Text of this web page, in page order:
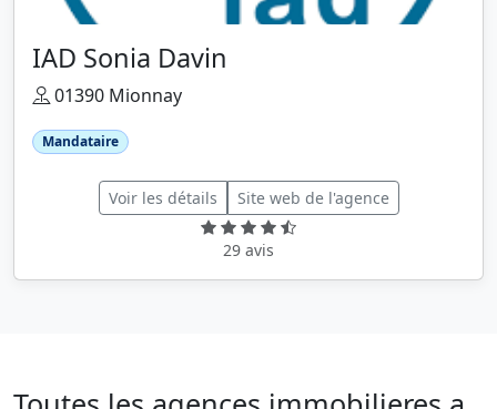
IAD Sonia Davin
01390 Mionnay
Mandataire
Voir les détails Site web de l'agence
29 avis